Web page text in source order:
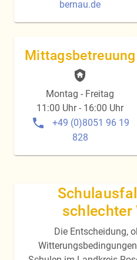
bernau.de
Mittagsbetreuung
Montag - Freitag
11:00 Uhr - 16:00 Uhr
+49 (0)8051 96 19
828
schlechter
Die Entscheidung,